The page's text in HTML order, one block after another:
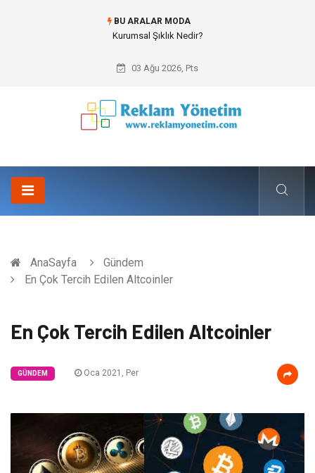
BU ARALAR MODA
Kurumsal Şıklık Nedir?
03 Ağu 2026, Pts
AnaSayfa
Gündem
En Çok Tercih Edilen Altcoinler
En Çok Tercih Edilen Altcoinler
GÜNDEM Oca 2021, Per